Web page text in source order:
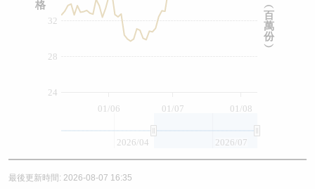
01/07
01/06 01/08
24
28
32
2026/04 2026/07
︵
百
萬
份
︶
格
最後更新時間: 2026-08-07 16:35